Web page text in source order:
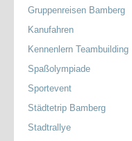
Gruppenreisen Bamberg
Kanufahren
Kennenlern Teambuilding
Spaßolympiade
Sportevent
Städtetrip Bamberg
Stadtrallye